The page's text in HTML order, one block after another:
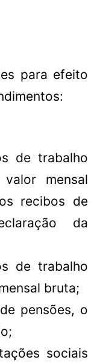
para efeito
de trabalho
mensal
recibos de
da
de trabalho
bruta;
pensões, o
sociais